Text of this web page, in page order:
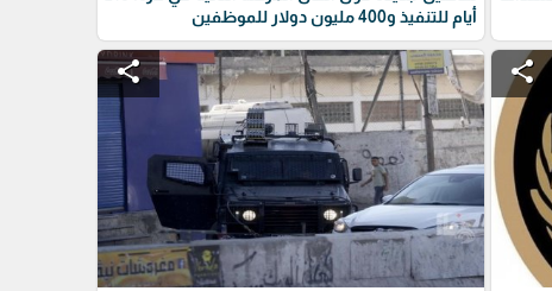
أيام للتنفيذ و400 مليون دولار للموظفين
share
share